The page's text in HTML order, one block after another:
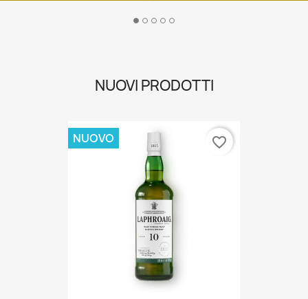
NUOVI PRODOTTI
NUOVO favorite_border